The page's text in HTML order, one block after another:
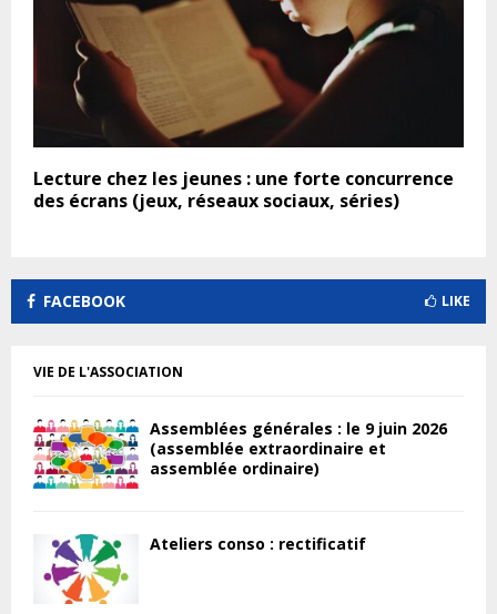
Lecture chez les jeunes : une forte concurrence
des écrans (jeux, réseaux sociaux, séries)
FACEBOOK LIKE
VIE DE L'ASSOCIATION
Assemblées générales : le 9 juin 2026
(assemblée extraordinaire et
assemblée ordinaire)
Ateliers conso : rectificatif